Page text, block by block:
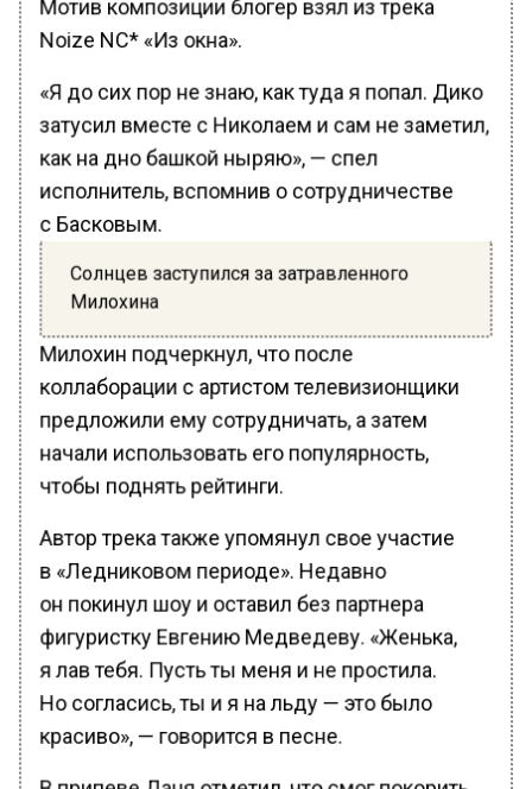
Noize NC* «Из окна».
«Я до сих пор не знаю, как туда я попал. Дико
затусил вместе с Николаем и сам не заметил,
как на дно башкой ныряю», — спел
исполнитель, вспомнив о сотрудничестве
с Басковым.
Солнцев заступился за затравленного
Милохина
Милохин подчеркнул, что после
коллаборации с артистом телевизионщики
предложили ему сотрудничать, а затем
начали использовать его популярность,
чтобы поднять рейтинги.
Автор трека также упомянул свое участие
в «Ледниковом периоде». Недавно
он покинул шоу и оставил без партнера
фигуристку Евгению Медведеву. «Женька,
я лав тебя. Пусть ты меня и не простила.
Но согласись, ты и я на льду — это было
красиво», — говорится в песне.